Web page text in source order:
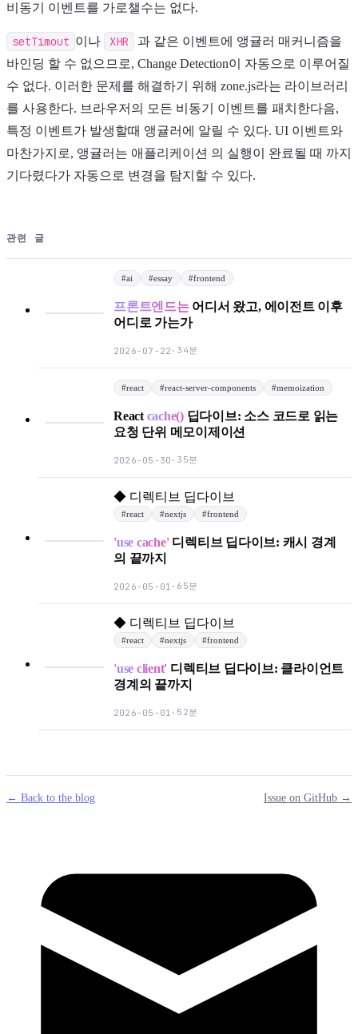
비동기 이벤트를 가로챌수는 없다.
setTimout 이나 XHR
과 같은 이벤트에 앵귤러 매커니즘을
바인딩 할 수 없으므로, Change Detection이 자동으로 이루어질
수 없다. 이러한 문제를 해결하기 위해 zone.js라는 라이브러리
를 사용한다. 브라우저의 모든 비동기 이벤트를 패치한다음,
특정 이벤트가 발생할때 앵귤러에 알릴 수 있다. UI 이벤트와
마찬가지로, 앵귤러는 애플리케이션 의 실행이 완료될 때 까지
기다렸다가 자동으로 변경을 탐지할 수 있다.
관련 글
#ai #essay #frontend
프론트엔드는어디서 왔고, 에이전트 이후
어디로 가는가
2026-07-22 · 34분
#react #react-server-components #memoization
React cache()딥다이브: 소스 코드로 읽는
요청 단위 메모이제이션
2026-05-30 · 35분
◆ 디렉티브 딥다이브
#react #nextjs #frontend
'use cache' 디렉티브 딥다이브: 캐시 경계
의 끝까지
2026-05-01 · 65분
◆ 디렉티브 딥다이브
#react #nextjs #frontend
'use client' 디렉티브 딥다이브: 클라이언트
경계의 끝까지
2026-05-01 · 52분
← Back to the blog Issue on GitHub →